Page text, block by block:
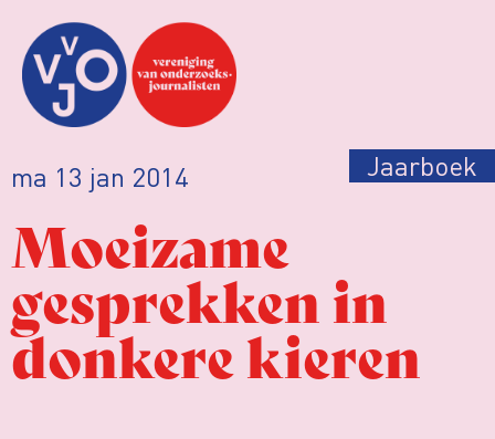
ma 13 jan 2014 Jaarboek
Moeizame
gesprekken in
donkere kieren